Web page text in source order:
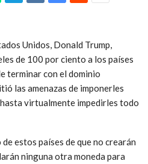
Unidos, Donald Trump,
de 100 por ciento a los países
terminar con el dominio
las amenazas de imponerles
virtualmente impedirles todo
estos países de que no crearán
ninguna otra moneda para